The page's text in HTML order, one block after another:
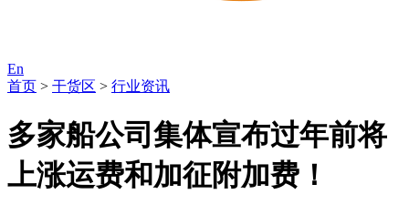
En
首页 > 干货区 > 行业资讯
多家船公司集体宣布过年前将
上涨运费和加征附加费！